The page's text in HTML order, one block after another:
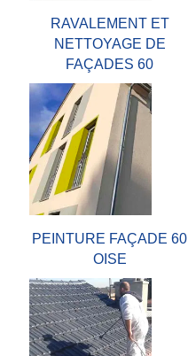
RAVALEMENT ET
NETTOYAGE DE
FAÇADES 60
PEINTURE FAÇADE 60
OISE